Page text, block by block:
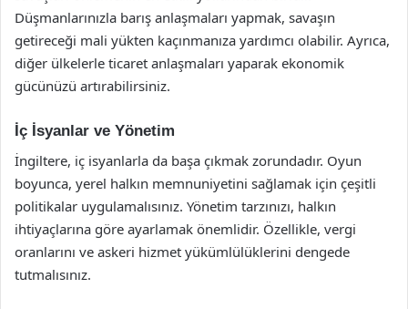
Düşmanlarınızla barış anlaşmaları yapmak, savaşın
getireceği mali yükten kaçınmanıza yardımcı olabilir. Ayrıca,
diğer ülkelerle ticaret anlaşmaları yaparak ekonomik
gücünüzü artırabilirsiniz.
İç İsyanlar ve Yönetim
İngiltere, iç isyanlarla da başa çıkmak zorundadır. Oyun
boyunca, yerel halkın memnuniyetini sağlamak için çeşitli
politikalar uygulamalısınız. Yönetim tarzınızı, halkın
ihtiyaçlarına göre ayarlamak önemlidir. Özellikle, vergi
oranlarını ve askeri hizmet yükümlülüklerini dengede
tutmalısınız.